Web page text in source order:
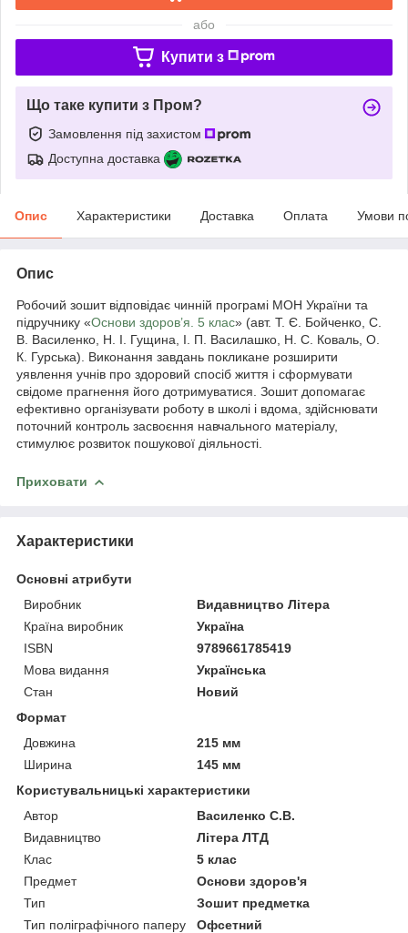
або
Купити з
Що таке купити з Пром?
Замовлення під захистом
Доступна доставка
Опис Характеристики Доставка Оплата Умови
Опис
Робочий зошит відповідає чинній програмі МОН України та
підручнику «Основи здоров’я. 5 клас» (авт. Т. Є. Бойченко, С.
В. Василенко, Н. І. Гущина, І. П. Василашко, Н. С. Коваль, О.
К. Гурська). Виконання завдань покликане розширити
уявлення учнів про здоровий спосіб життя і сформувати
свідоме прагнення його дотримуватися. Зошит допомагає
ефективно організувати роботу в школі і вдома, здійснювати
поточний контроль засвоєння навчального матеріалу,
стимулює розвиток пошукової діяльності.
Приховати
Характеристики
Основні атрибути
Виробник
Видавництво Літера
Країна виробник
Україна
ISBN
9789661785419
Мова видання
Українська
Стан
Новий
Формат
Довжина
215 мм
Ширина
145 мм
Користувальницькі характеристики
Автор
Василенко С.В.
Видавництво
Літера ЛТД
Клас
5 клас
Предмет
Основи здоров'я
Тип
Зошит предметка
Тип поліграфічного паперу
Офсетний